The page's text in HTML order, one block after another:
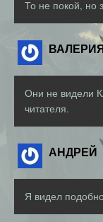
То не покой, но
Они не видели
читателя.
АНДРЕЙ
Я видел